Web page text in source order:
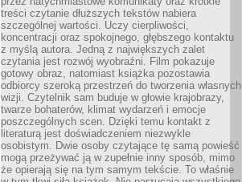
treści czytanie dłuższych tekstów nabiera
szczególnej wartości. Uczy cierpliwości,
koncentracji oraz spokojnego, głębszego kontaktu
z myślą autora. Jedną z największych zalet
czytania jest rozwój wyobraźni. Film pokazuje
gotowy obraz, natomiast książka pozostawia
odbiorcy szeroką przestrzeń do tworzenia własnych
wizji. Czytelnik sam buduje w głowie krajobrazy,
twarze bohaterów, klimat wydarzeń i emocje
poszczególnych scen. Dzięki temu kontakt z
literaturą jest doświadczeniem niezwykle
osobistym. Dwie osoby czytające tę samą powieść
mogą przeżywać ją w zupełnie inny sposób, mimo
że opierają się na tym samym tekście. To właśnie